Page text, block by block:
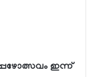
ഇന്ന്